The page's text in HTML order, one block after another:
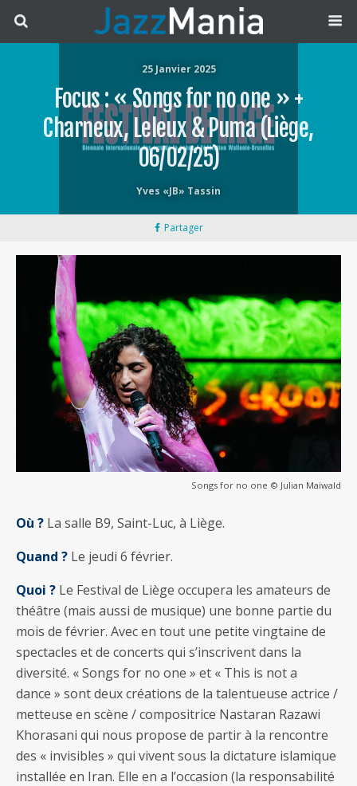
25 Janvier 2025
Focus : « Songs for no one » +
Charneux, Leleux & Puma (Liège,
06/02/25)
Yves «JB» Tassin
Partager
Songs for no one © Julian Maiwald
Où ? La salle B9, Saint-Luc, à Liège.
Quand ? Le jeudi 6 février.
Quoi ? Le Festival de Liège occupera les amateurs de
théâtre (mais aussi de musique) une bonne partie du
mois de février. Avec en tout une petite vingtaine de
spectacles et de concerts qui s’inscrivent dans la
diversité. « Songs for no one » et « This is not a
dance » sont deux créations de la talentueuse actrice /
metteuse en scène / compositrice Nastaran Razawi
Khorasani qui nous propose de partir à la rencontre
des « invisibles » qui vivent sous la dictature islamique
installée en Iran. Elle en a l’occasion (la responsabilité